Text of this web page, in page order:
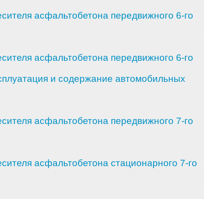
асфальтобетона передвижного 6-го
асфальтобетона передвижного 6-го
и содержание автомобильных
асфальтобетона передвижного 7-го
асфальтобетона стационарного 7-го